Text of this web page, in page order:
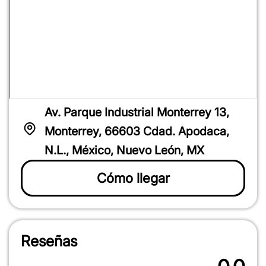
Av. Parque Industrial Monterrey 13,
Monterrey, 66603 Cdad. Apodaca,
N.L., México, Nuevo León, MX
Cómo llegar
Reseñasstar
stars
stars
stars
stars
12345